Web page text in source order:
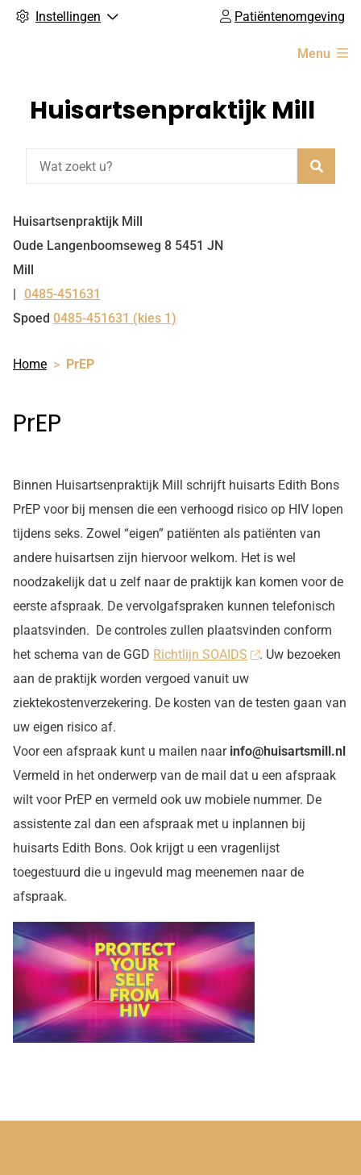
Instellingen Patiëntenomgeving
Menu
Huisartsenpraktijk Mill
Huisartsenpraktijk Mill
Oude Langenboomseweg 8 5451 JN
Mill
Tel:
0485-451631
Spoed 0485-451631 (kies 1)
Home PrEP
PrEP
Binnen Huisartsenpraktijk Mill schrijft huisarts Edith Bons
PrEP voor bij mensen die een verhoogd risico op HIV lopen
tijdens seks. Zowel “eigen” patiënten als patiënten van
andere huisartsen zijn hiervoor welkom. Het is wel
noodzakelijk dat u zelf naar de praktijk kan komen voor de
eerste afspraak. De vervolgafspraken kunnen telefonisch
plaatsvinden. De controles zullen plaatsvinden conform
het schema van de GGD Richtlijn SOAIDS
. Uw bezoeken
aan de praktijk worden vergoed vanuit uw
ziektekostenverzekering. De kosten van de testen gaan van
uw eigen risico af.
Voor een afspraak kunt u mailen naar info@huisartsmill.nl
Vermeld in het onderwerp van de mail dat u een afspraak
wilt voor PrEP en vermeld ook uw mobiele nummer. De
assistente zal dan een afspraak met u inplannen bij
huisarts Edith Bons. Ook krijgt u een vragenlijst
toegestuurd die u ingevuld mag meenemen naar de
afspraak.